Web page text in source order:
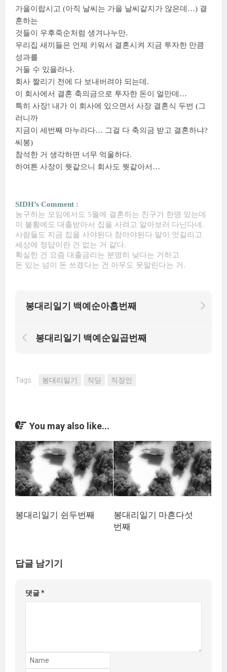
가을이랍시고 (아직 날씨는 가을 날씨같지가 않은데…) 결
혼하는
것들이 우후죽순처럼 생겨나누만.
우리집 새끼들은 언제 키워서 결혼시켜 지금 투자한 만큼
성과를
거둘 수 있을라나.
회사 짤리기 전에 다 보내버려야 되는데.
이 회사에서 결혼 축의금으로 투자한 돈이 얼만데…
특히 사장! 내가 이 회사에 있으면서 사장 결혼식 두번 (그
러니까
지금이 세번째 마누라다… 그걸 다 축의금 받고 결혼하냐?
씨봉)
참석한 거 생각하면 너무 억울하다.
하여튼 사장이 뭣같으니 회사도 뭣같아서…
SIDH’s Comment :
농구하는 모임에서도 5월에 결혼하는 친구가 한명 있는데
이 불황에도 대출받아서 집을 사려고 알아보러 다닌다네.
사람들도 지금 집을 사야된다 참아야된다 말이 엇갈리고
세상에 정답이란 건 없는 거 같다.
확실한 건 요즘 대출금리는 분명히 낮다는 거하고
돈 있는 넘이 돈 쓰겠다는 건 아무도 못말린다는 거.
봉대리일기 백예순아홉번째
봉대리일기 백예순일곱번째
Tags: 봉대리일기 직딩 직장인
You may also like...
봉대리일기 쉰두번째
봉대리일기 마흔다섯
번째
답글 남기기
댓글*